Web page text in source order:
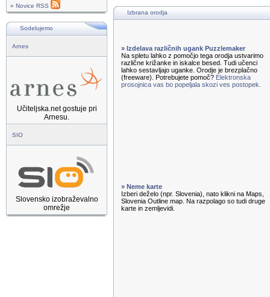
» Novice RSS
Sodelujemo
Arnes
Učiteljska.net gostuje pri
Arnesu.
SIO
Slovensko izobraževalno
omrežje
Izbrana orodja
» Izdelava različnih ugank Puzzlemaker
Na spletu lahko z pomočjo tega orodja ustvarimo
različne križanke in iskalce besed. Tudi učenci
lahko sestavljajo uganke. Orodje je brezplačno
(freeware). Potrebujete pomoč? Elektronska
prosojnica vas bo popeljala skozi ves postopek.
» Neme karte
Izberi deželo (npr. Slovenia), nato klikni na Maps,
Slovenia Outline map. Na razpolago so tudi druge
karte in zemljevidi.